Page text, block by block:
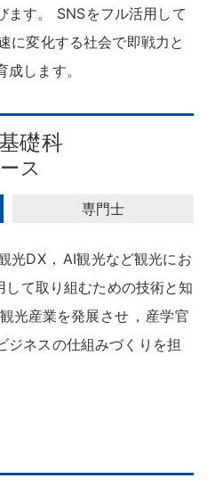
ます。
SNSをフル活用して
に変化する社会で即戦力と
成します。
礎科
ス
専門士
光DX ， AI観光など観光にお
して取り組むための技術と知
光産業を発展させ ， 産学官
ジネスの仕組みづくりを担